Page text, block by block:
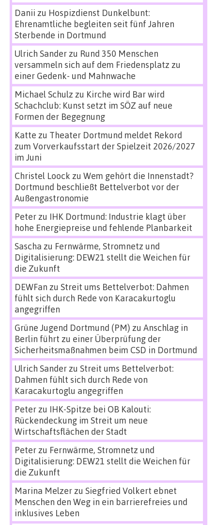
Danii zu Hospizdienst Dunkelbunt:
Ehrenamtliche begleiten seit fünf Jahren
Sterbende in Dortmund
Ulrich Sanderzu Rund 350 Menschen
versammeln sich auf dem Friedensplatz zu
einer Gedenk- und Mahnwache
Michael Schulz zu Kirche wird Bar wird
Schachclub: Kunst setzt im SÖZ auf neue
Formen der Begegnung
Katte zu Theater Dortmund meldet Rekord
zum Vorverkaufsstart der Spielzeit 2026/2027
im Juni
Christel Loock zu Wem gehört die Innenstadt?
Dortmund beschließt Bettelverbot vor der
Außengastronomie
Peterzu IHK Dortmund: Industrie klagt über
hohe Energiepreise und fehlende Planbarkeit
Sascha zu Fernwärme, Stromnetz und
Digitalisierung: DEW21 stellt die Weichen für
die Zukunft
DEWFan zu Streit ums Bettelverbot: Dahmen
fühlt sich durch Rede von Karacakurtoglu
angegriffen
Grüne Jugend Dortmund (PM) zu Anschlag in
Berlin führt zu einer Überprüfung der
Sicherheitsmaßnahmen beim CSD in Dortmund
Ulrich Sanderzu Streit ums Bettelverbot:
Dahmen fühlt sich durch Rede von
Karacakurtoglu angegriffen
Peterzu IHK-Spitze bei OB Kalouti:
Rückendeckung im Streit um neue
Wirtschaftsflächen der Stadt
Peterzu Fernwärme, Stromnetz und
Digitalisierung: DEW21 stellt die Weichen für
die Zukunft
Marina Melzerzu Siegfried Volkert ebnet
Menschen den Weg in ein barrierefreies und
inklusives Leben